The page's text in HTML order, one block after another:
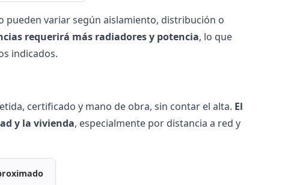
pueden variar según aislamiento, distribución o
requerirá más radiadores y potencia, lo que
indicados.
certificado y mano de obra, sin contar el alta. El
y la vivienda, especialmente por distancia a red y